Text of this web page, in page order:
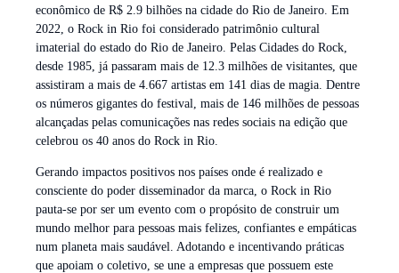
econômico de R$ 2.9 bilhões na cidade do Rio de Janeiro. Em
2022, o Rock in Rio foi considerado patrimônio cultural
imaterial do estado do Rio de Janeiro. Pelas Cidades do Rock,
desde 1985, já passaram mais de 12.3 milhões de visitantes, que
assistiram a mais de 4.667 artistas em 141 dias de magia. Dentre
os números gigantes do festival, mais de 146 milhões de pessoas
alcançadas pelas comunicações nas redes sociais na edição que
celebrou os 40 anos do Rock in Rio.
Gerando impactos positivos nos países onde é realizado e
consciente do poder disseminador da marca, o Rock in Rio
pauta-se por ser um evento com o propósito de construir um
mundo melhor para pessoas mais felizes, confiantes e empáticas
num planeta mais saudável. Adotando e incentivando práticas
que apoiam o coletivo, se une a empresas que possuem este